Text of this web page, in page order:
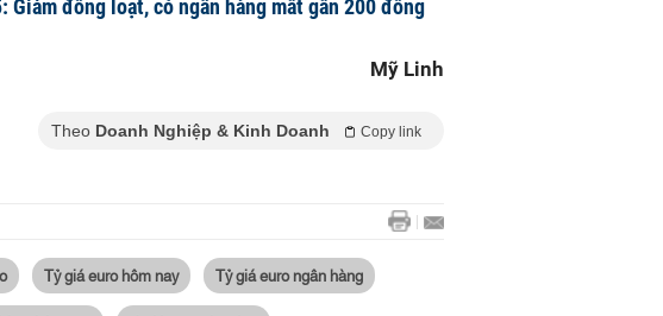
Giảm đồng loạt, có ngân hàng mất gần 200 đồng
Mỹ Linh
Theo Doanh Nghiệp & Kinh Doanh Copy link
Tỷ giá euro hôm nay Tỷ giá euro ngân hàng